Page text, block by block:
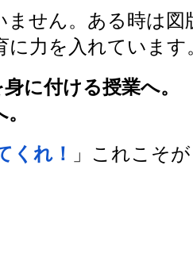
せん。ある時は図
力を入れています
に付ける授業へ。
くれ！ 」これこそ